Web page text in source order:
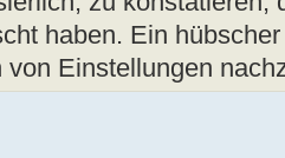
haben. Ein
von Einstellungen